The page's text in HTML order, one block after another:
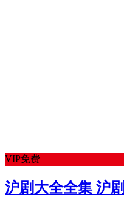
VIP免费
沪剧大全全集 沪